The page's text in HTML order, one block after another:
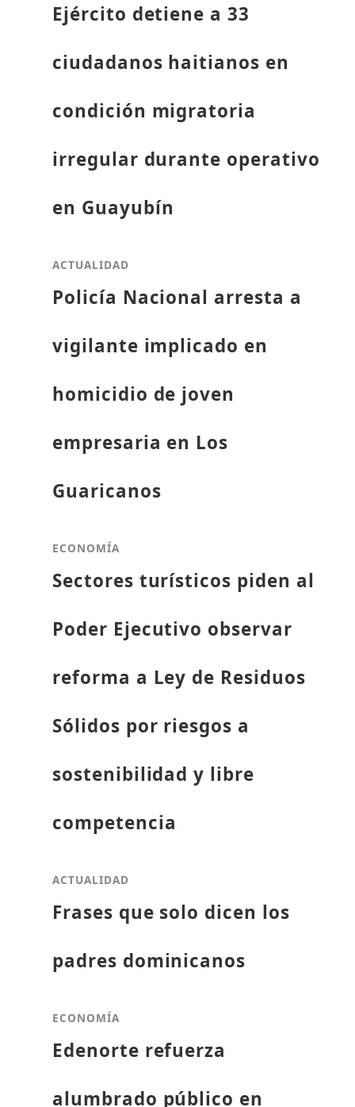
Ejército detiene a 33
ciudadanos haitianos en
condición migratoria
irregular durante operativo
en Guayubín
ACTUALIDAD
Policía Nacional arresta a
vigilante implicado en
homicidio de joven
empresaria en Los
Guaricanos
ECONOMÍA
Sectores turísticos piden al
Poder Ejecutivo observar
reforma a Ley de Residuos
Sólidos por riesgos a
sostenibilidad y libre
competencia
ACTUALIDAD
Frases que solo dicen los
padres dominicanos
ECONOMÍA
Edenorte refuerza
alumbrado público en